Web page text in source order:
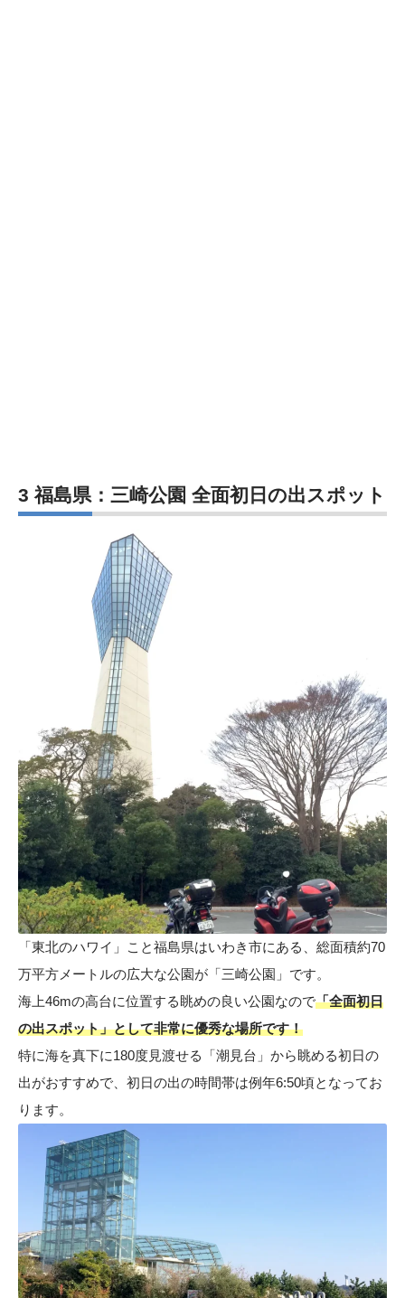
3 福島県：三崎公園 全面初日の出スポット
「東北のハワイ」こと福島県はいわき市にある、総面積約70
万平方メートルの広大な公園が「三崎公園」です。
海上46mの高台に位置する眺めの良い公園なので「全面初日
の出スポット」として非常に優秀な場所です！
特に海を真下に180度見渡せる「潮見台」から眺める初日の
出がおすすめで、初日の出の時間帯は例年6:50頃となってお
ります。